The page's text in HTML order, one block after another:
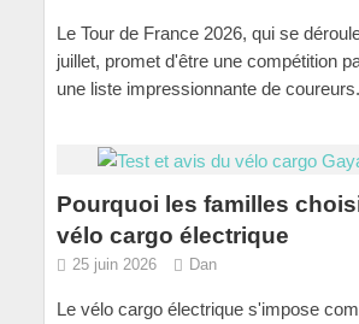
Le Tour de France 2026, qui se
juillet, promet d'être une compétition
une liste impressionnante de coureurs.
Pourquoi les familles
vélo cargo électrique
25 juin 2026 Dan
Le vélo cargo électrique s'impose